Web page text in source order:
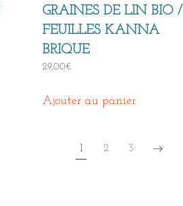
GRAINES DE LIN BIO /
FEUILLES KANNA
BRIQUE
29,00€
Ajouter au panier
1 2 3